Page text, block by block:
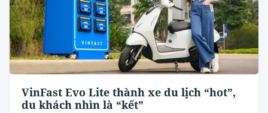
VinFast Evo Lite thành xe du lịch “hot”,
du khách nhìn là “kết”